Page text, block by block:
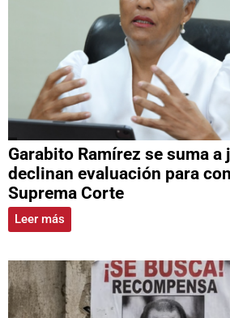
Garabito Ramírez se suma a
declinan evaluación para
Suprema Corte
Leer más